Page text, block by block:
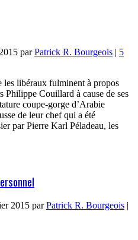
parPatrick R. Bourgeois | 5
les libéraux fulminent à propos
Philippe Couillard à cause de ses
coupe-gorge d’Arabie
de leur chef qui a été
par Pierre Karl Péladeau, les
2015 parPatrick R. Bourgeois |